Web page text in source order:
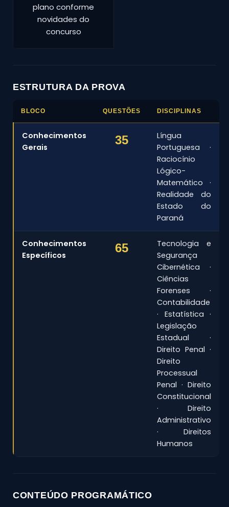
plano conforme
novidades do
concurso
ESTRUTURA DA PROVA
BLOCO QUESTÕES DISCIPLINAS
Conhecimentos
Gerais
35
Língua
Portuguesa ·
Raciocínio
Lógico-
Matemático ·
Realidade do
Estado do
Paraná
Conhecimentos
Específicos
65
Tecnologia e
Segurança
Cibernética ·
Ciências
Forenses ·
Contabilidade
· Estatística ·
Legislação
Estadual ·
Direito Penal ·
Direito
Processual
Penal · Direito
Constitucional
· Direito
Administrativo
· Direitos
Humanos
CONTEÚDO PROGRAMÁTICO